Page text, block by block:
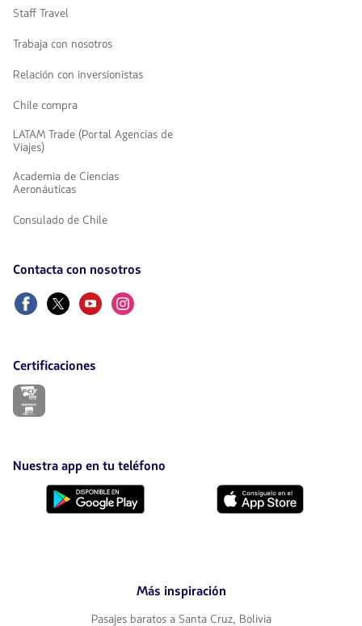
Staff Travel
Trabaja con nosotros
Relación con inversionistas
Chile compra
LATAM Trade (Portal Agencias de
Viajes)
Academia de Ciencias
Aeronáuticas
Consulado de Chile
Contacta con nosotros
FacebookTwitterYoutubeInstagram
Certificaciones
El
nueva
pestaña.
Nuestra app en tu teléfono
Descárgala
Descárgala
Más inspiración
Pasajes baratos a Santa Cruz, Bolivia